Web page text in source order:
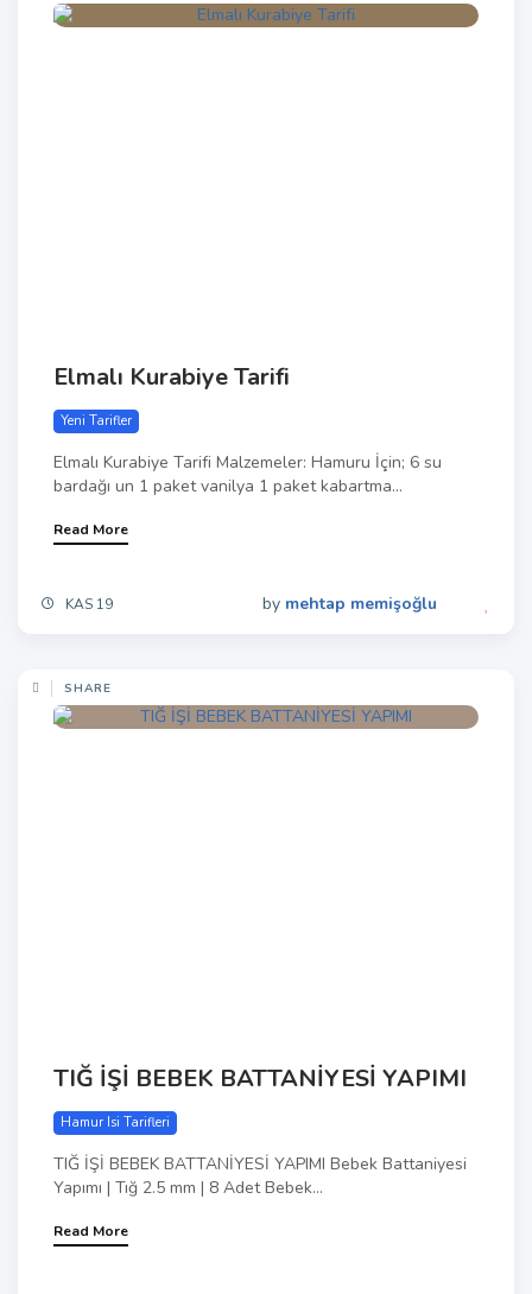
Elmalı Kurabiye Tarifi
Yeni Tarifler
Elmalı Kurabiye Tarifi Malzemeler: Hamuru İçin; 6 su
bardağı un 1 paket vanilya 1 paket kabartma...
Read More
KAS 19 by mehtap memişoğlu
SHARE
TIĞ İŞİ BEBEK BATTANİYESİ YAPIMI
Hamur Isi Tarifleri
TIĞ İŞİ BEBEK BATTANİYESİ YAPIMI Bebek Battaniyesi
Yapımı | Tığ 2.5 mm | 8 Adet Bebek...
Read More